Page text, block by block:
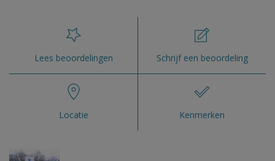
Lees beoordelingen Schrijf een beoordeling
Locatie Kenmerken